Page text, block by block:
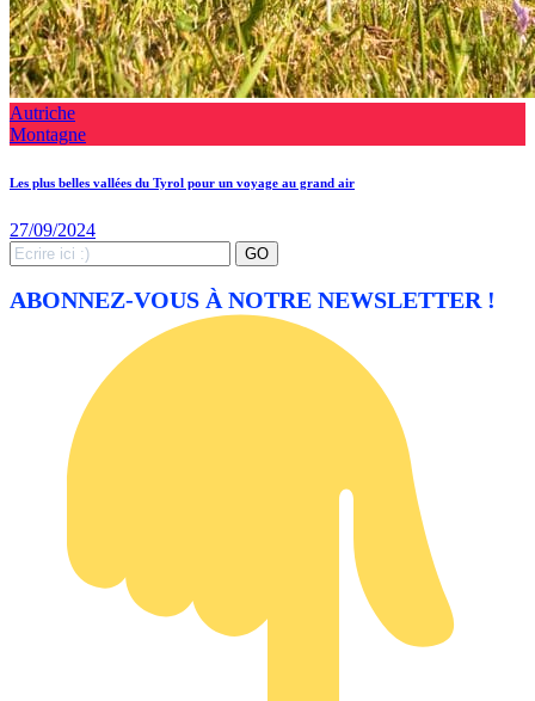
Autriche
Montagne
Les plus belles vallées du Tyrol pour un voyage au grand air
27/09/2024
Search
for:
GO
ABONNEZ-VOUS À NOTRE NEWSLETTER !